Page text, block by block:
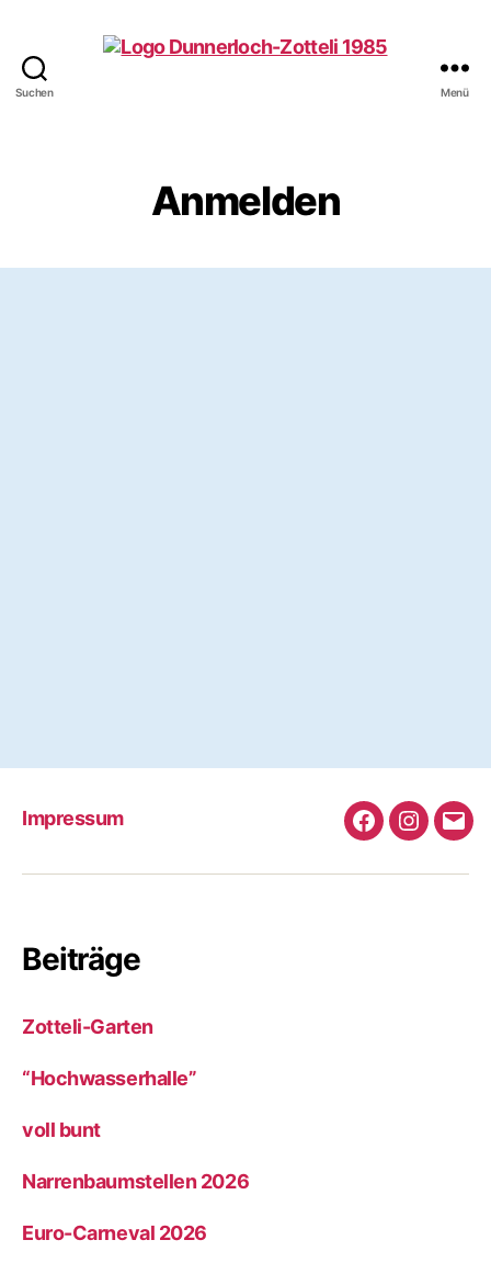
Suchen
Wyhlen
e.V.
Menü
Anmelden
Impressum
Facebooke-
Beiträge
Zotteli-Garten
“Hochwasserhalle”
voll bunt
Narrenbaumstellen 2026
Euro-Carneval 2026